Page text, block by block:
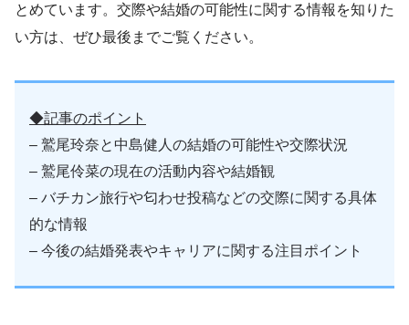
とめています。交際や結婚の可能性に関する情報を知りた
い方は、ぜひ最後までご覧ください。
◆記事のポイント
– 鷲尾玲奈と中島健人の結婚の可能性や交際状況
– 鷲尾伶菜の現在の活動内容や結婚観
– バチカン旅行や匂わせ投稿などの交際に関する具体
的な情報
– 今後の結婚発表やキャリアに関する注目ポイント